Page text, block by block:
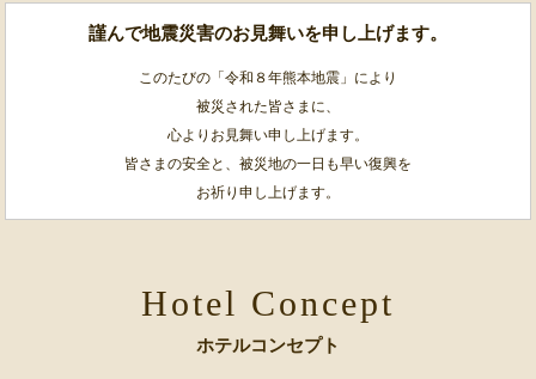
謹んで地震災害のお見舞いを申し上げます。
このたびの「令和８年熊本地震」により
被災された皆さまに、
心よりお見舞い申し上げます。
皆さまの安全と、被災地の一日も早い復興を
お祈り申し上げます。
Hotel Concept
ホテルコンセプト